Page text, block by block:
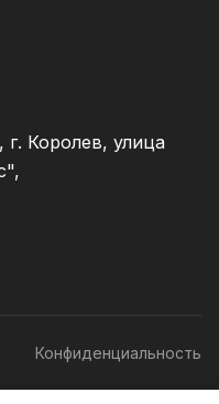
г. Королев, улица
Конфиденциальность